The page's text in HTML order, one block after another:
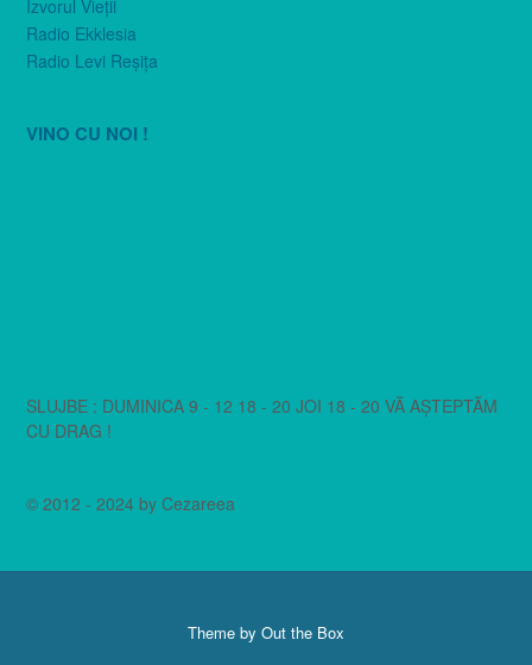
Izvorul Vieţii
Radio Ekklesia
Radio Levi Reşiţa
VINO CU NOI !
SLUJBE : DUMINICA 9 - 12 18 - 20 JOI 18 - 20 VĂ AȘTEPTĂM
CU DRAG !
© 2012 - 2024 by Cezareea
Theme by Out the Box